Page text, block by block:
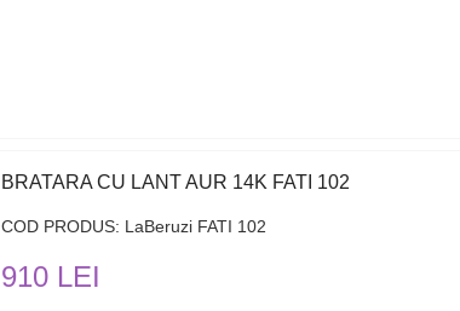
BRATARA CU LANT AUR 14K FATI 102
COD PRODUS: LaBeruzi FATI 102
910 LEI